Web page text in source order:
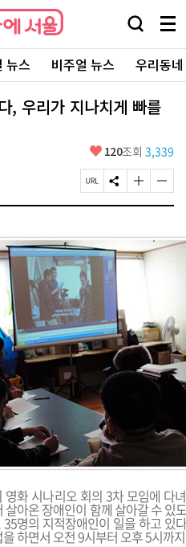
검
창
열
기
메
뉴
전
체
보
뉴스 비주얼 뉴스 우리동
, 우리가 지나치게 빠를
좋
요
120조회 3,339
페
이
R
L
복
S
N
유
하
기
글
자
크
게
변
글
자
작
게
영화 시나리오 회의 3차 모임에 다
아온 장애인이 함께 살아갈 수 있
명의 지적장애인이 일을 하고 있
하면서 오전 9시부터 오후 5시까